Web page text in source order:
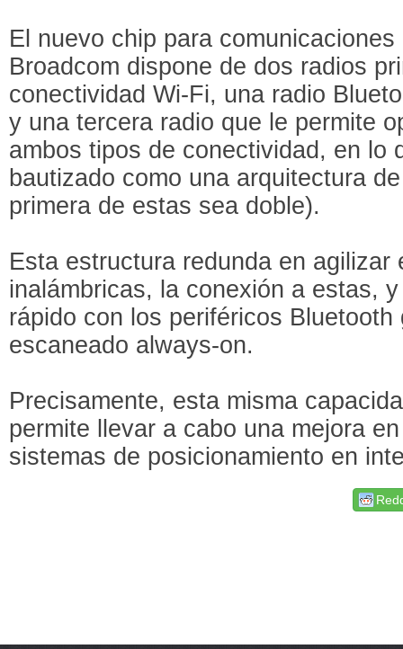
El nuevo chip para
Broadcom dispone de dos radios
conectividad Wi-Fi, una radio
y una tercera radio que le permite
ambos tipos de conectividad, en lo
bautizado como una arquitectura
primera de estas sea doble).
Esta estructura redunda en agilizar
inalámbricas, la conexión a estas,
rápido con los periféricos
escaneado always-on.
Precisamente, esta misma
permite llevar a cabo una mejora
sistemas de posicionamiento en